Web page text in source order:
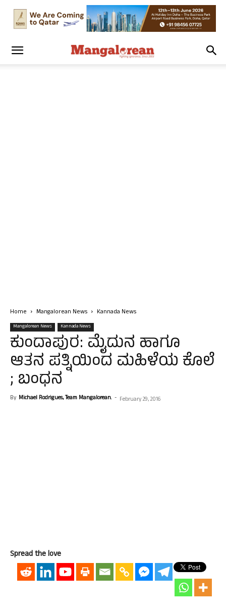
Home Mangalorean News Kannada News
Mangalorean News Kannada News
ಕುಂದಾಪುರ: ಮೈದುನ ಹಾಗೂ
ಆತನ ಪತ್ನಿಯಿಂದ ಮಹಿಳೆಯ ಕೊಲೆ
; ಬಂಧನ
By Michael Rodrigues, Team Mangalorean. - February 29, 2016
Spread the love